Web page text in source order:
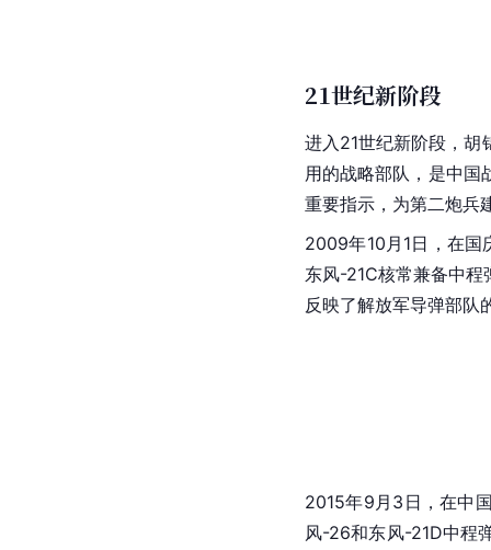
21世纪新阶段
进入21世纪新阶段，胡
用的战略部队，是中国
重要指示，为第二炮兵
2009年10月1日，在国
东风-21C核常兼备中程
反映了解放军导弹部队
2015年9月3日，在中
风-26和东风-21D中程